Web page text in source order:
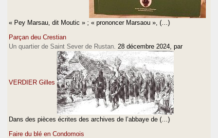
« Pey Marsau, dit Moutic » ; « prononcer Marsaou », (…)
Parçan deu Crestian
Un quartier de Saint Sever de Rustan. 28 décembre 2024 , par
VERDIER Gilles
Dans des pièces écrites des archives de l’abbaye de (…)
Faire du blé en Condomois